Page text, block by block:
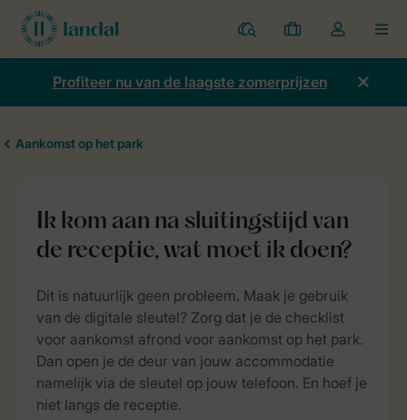
Parken
Mijn
boekingen
Open
de
dropdown
Profiteer nu van de laagste zomerprijzen